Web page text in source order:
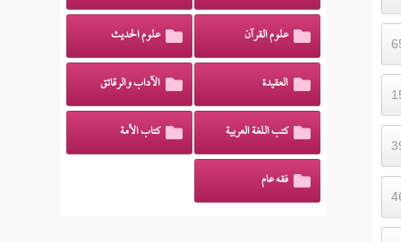
علوم القرآن علوم الحديث
العقيدة الآداب والرقائق
كتب اللغة العربية كتاب الأمة
فقه عام